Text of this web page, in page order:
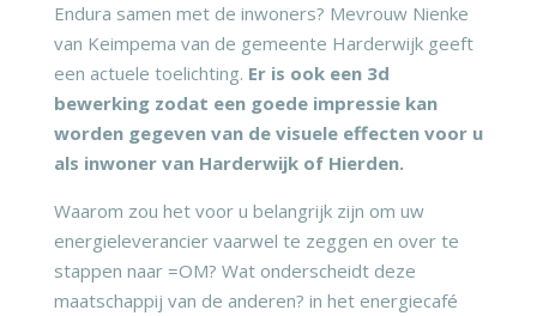
Endura samen met de inwoners? Mevrouw Nienke
van Keimpema van de gemeente Harderwijk geeft
een actuele toelichting. Er is ook een 3d
bewerking zodat een goede impressie kan
worden gegeven van de visuele effecten voor u
als inwoner van Harderwijk of Hierden.
Waarom zou het voor u belangrijk zijn om uw
energieleverancier vaarwel te zeggen en over te
stappen naar =OM? Wat onderscheidt deze
maatschappij van de anderen? in het energiecafé